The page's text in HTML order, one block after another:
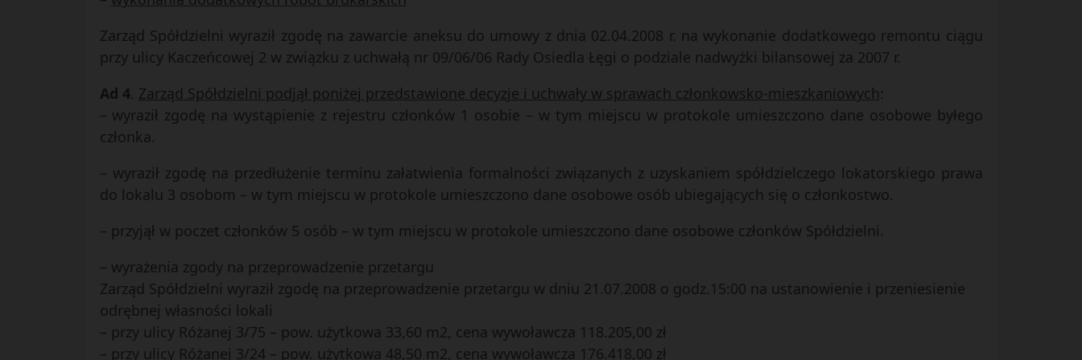
Zarząd Spółdzielni wyraził zgodę na zawarcie aneksu do umowy z dnia 02.04.2008 r. na wykonanie dodatkowego remontu ciągu
przy ulicy Kaczeńcowej 2 w związku z uchwałą nr 09/06/06 Rady Osiedla Łęgi o podziale nadwyżki bilansowej za 2007 r.
Ad 4. Zarząd Spółdzielni podjął poniżej przedstawione decyzje i uchwały w sprawach członkowsko-mieszkaniowych:
– wyraził zgodę na wystąpienie z rejestru członków 1 osobie – w tym miejscu w protokole umieszczono dane osobowe byłego
członka.
– wyraził zgodę na przedłużenie terminu załatwienia formalności związanych z uzyskaniem spółdzielczego lokatorskiego prawa
do lokalu 3 osobom – w tym miejscu w protokole umieszczono dane osobowe osób ubiegających się o członkostwo.
– przyjął w poczet członków 5 osób – w tym miejscu w protokole umieszczono dane osobowe członków Spółdzielni.
– wyrażenia zgody na przeprowadzenie przetargu
Zarząd Spółdzielni wyraził zgodę na przeprowadzenie przetargu w dniu 21.07.2008 o godz.15:00 na ustanowienie i przeniesienie
odrębnej własności lokali
– przy ulicy Różanej 3/75 – pow. użytkowa 33,60 m2, cena wywoławcza 118.205,00 zł
– przy ulicy Różanej 3/24 – pow. użytkowa 48,50 m2, cena wywoławcza 176.418,00 zł